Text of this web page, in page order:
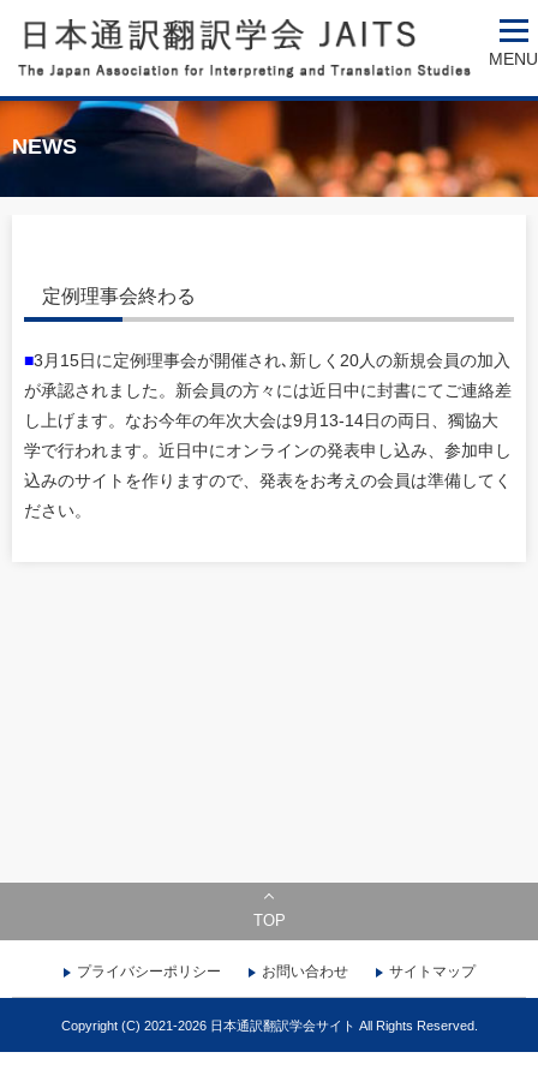
MENU
NEWS
定例理事会終わる
■3月15日に定例理事会が開催され､新しく20人の新規会員の加入
が承認されました。新会員の方々には近日中に封書にてご連絡差
し上げます。なお今年の年次大会は9月13-14日の両日、獨協大
学で行われます。近日中にオンラインの発表申し込み、参加申し
込みのサイトを作りますので、発表をお考えの会員は準備してく
ださい。
TOP
プライバシーポリシー お問い合わせ サイトマップ
Copyright (C) 2021-2026 日本通訳翻訳学会サイト All Rights Reserved.